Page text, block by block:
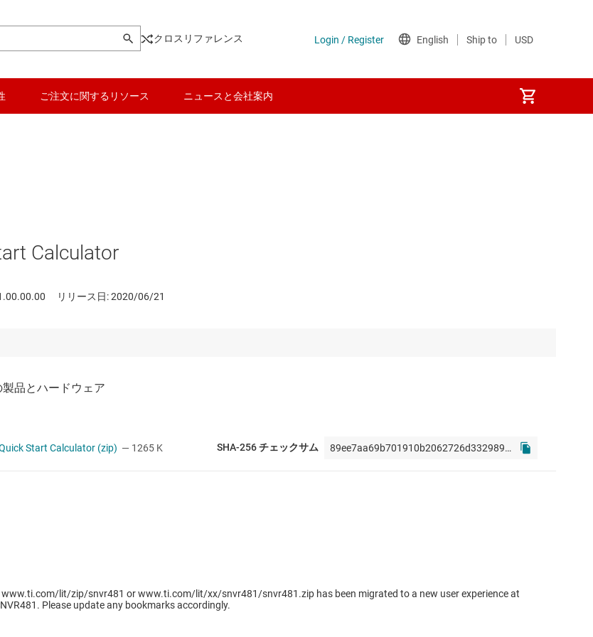
クロスリファレンス
ご注文に関するリソース ニュースと会社案内
Calculator
リリース日: 2020/06/21
Start Calculator (zip) — 1265 K SHA-256 チェックサム
www.ti.com/lit/zip/snvr481 or www.ti.com/lit/xx/snvr481/snvr481.zip has been migrated to a new user experience at
Please update any bookmarks accordingly.